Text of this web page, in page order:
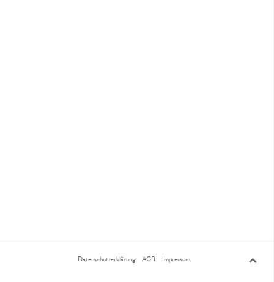
Datenschutzerklärung AGB Impressum